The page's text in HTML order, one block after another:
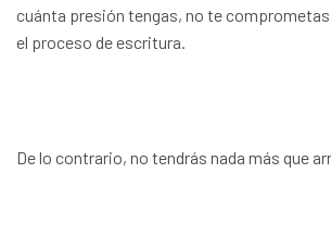
cuánta presión tengas, no te
el proceso de escritura.
De lo contrario, no tendrás nada más que